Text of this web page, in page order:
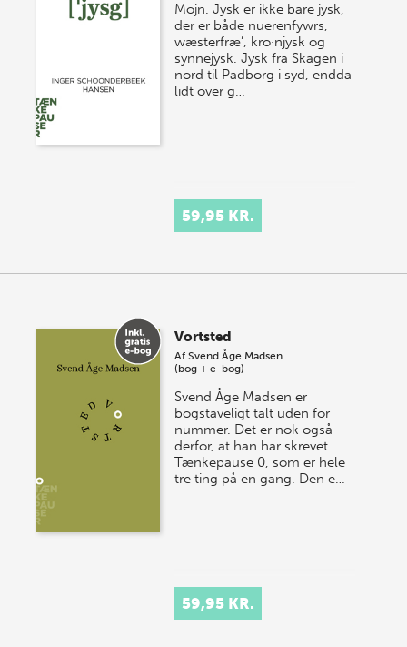
Mojn. Jysk er ikke bare jysk,
der er både nuerenfywrs,
wæsterfræ’, kro·njysk og
synnejysk. Jysk fra Skagen i
nord til Padborg i syd, endda
lidt over g…
59,95 KR.
Vortsted
AfSvend Åge Madsen
(bog + e-bog)
Svend Åge Madsen er
bogstaveligt talt uden for
nummer. Det er nok også
derfor, at han har skrevet
Tænkepause 0, som er hele
tre ting på en gang. Den e…
59,95 KR.